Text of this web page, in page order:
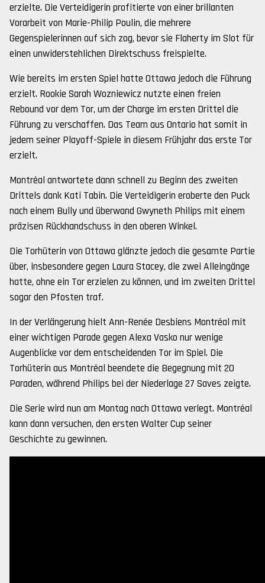
erzielte. Die Verteidigerin profitierte von einer brillanten
Vorarbeit von Marie-Philip Poulin, die mehrere
Gegenspielerinnen auf sich zog, bevor sie Flaherty im Slot für
einen unwiderstehlichen Direktschuss freispielte.
Wie bereits im ersten Spiel hatte Ottawa jedoch die Führung
erzielt. Rookie Sarah Wozniewicz nutzte einen freien
Rebound vor dem Tor, um der Charge im ersten Drittel die
Führung zu verschaffen. Das Team aus Ontario hat somit in
jedem seiner Playoff-Spiele in diesem Frühjahr das erste Tor
erzielt.
Montréal antwortete dann schnell zu Beginn des zweiten
Drittels dank Kati Tabin. Die Verteidigerin eroberte den Puck
nach einem Bully und überwand Gwyneth Philips mit einem
präzisen Rückhandschuss in den oberen Winkel.
Die Torhüterin von Ottawa glänzte jedoch die gesamte Partie
über, insbesondere gegen Laura Stacey, die zwei Alleingänge
hatte, ohne ein Tor erzielen zu können, und im zweiten Drittel
sogar den Pfosten traf.
In der Verlängerung hielt Ann-Renée Desbiens Montréal mit
einer wichtigen Parade gegen Alexa Vasko nur wenige
Augenblicke vor dem entscheidenden Tor im Spiel. Die
Torhüterin aus Montréal beendete die Begegnung mit 20
Paraden, während Philips bei der Niederlage 27 Saves zeigte.
Die Serie wird nun am Montag nach Ottawa verlegt. Montréal
kann dann versuchen, den ersten Walter Cup seiner
Geschichte zu gewinnen.